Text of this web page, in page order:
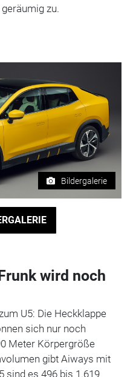
zu.
Bildergalerie
wird noch
U5: Die Heckklappe
sich nur noch
Meter Körpergröße
gibt Aiways mit
sind es 496 bis 1.619